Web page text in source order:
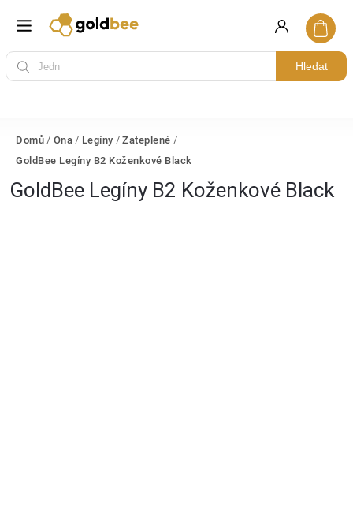
Hledat
Domů / Ona / Legíny / Zateplené /
GoldBee Legíny B2 Koženkové Black
GoldBee Legíny B2 Koženkové Black